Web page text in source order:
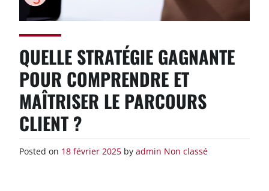
QUELLE STRATÉGIE GAGNANTE
POUR COMPRENDRE ET
MAÎTRISER LE PARCOURS
CLIENT ?
Posted on 18 février 2025 by admin Non classé